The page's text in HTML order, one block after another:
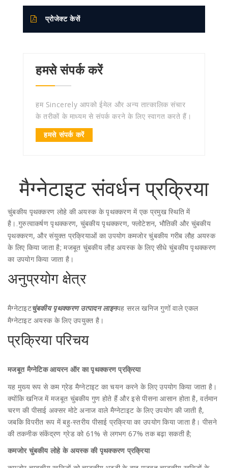
प्रोजेक्ट केसें
हमसे संपर्क करें
हम Sincerely आपको ईमेल और अन्य तात्कालिक संचार
के तरीकों के माध्यम से संपर्क करने के लिए स्वागत करते हैं।
हमसे संपर्क करें
मैग्नेटाइट संवर्धन प्रक्रिया
चुंबकीय पृथक्करण लोहे की अयस्क के पृथक्करण में एक प्रमुख स्थिति में
है। .गुरुत्वाकर्षण पृथक्करण, चुंबकीय पृथक्करण, फ्लोटेशन, भौतिकी और चुंबकीय
पृथक्करण, और संयुक्त प्रक्रियाओं का उपयोग कमजोर चुंबकीय गरीब लौह अयस्क
के लिए किया जाता है; मजबूत चुंबकीय लौह अयस्क के लिए सीधे चुंबकीय पृथक्करण
का उपयोग किया जाता है।
अनुप्रयोग क्षेत्र
मैग्नेटाइटचुंबकीय पृथक्करण उत्पादन लाइनयह सरल खनिज गुणों वाले एकल
मैग्नेटाइट अयस्क के लिए उपयुक्त है।
प्रक्रिया परिचय
मजबूत मैग्नेटिक आयरन ऑर का पृथक्करण प्रक्रिया
यह मुख्य रूप से कम ग्रेड मैग्नेटाइट का चयन करने के लिए उपयोग किया जाता है।
क्योंकि खनिज में मजबूत चुंबकीय गुण होते हैं और इसे पीसना आसान होता है, वर्तमान
चरण की पीसाई अक्सर मोटे अनाज वाले मैग्नेटाइट के लिए उपयोग की जाती है,
जबकि विपरीत रूप में बहु-स्तरीय पीसाई प्रक्रिया का उपयोग किया जाता है। पीसने
की तकनीक संकेंद्रण ग्रेड को 61% से लगभग 67% तक बढ़ा सकती है;
कमजोर चुंबकीय लोहे के अयस्क की पृथक्करण प्रक्रिया